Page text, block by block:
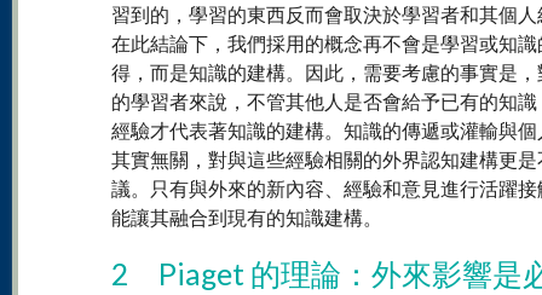
習到的，學習的東西反而會取決於學習者和其個
在此結論下，我們採用的概念再不會是學習或知識
得，而是知識的建構。因此，需要考慮的事實是
的學習者來說，不管其他人是否會給予已有的知
經驗才代表著知識的建構。知識的傳遞或灌輸與
其實無關，對與這些經驗相關的外界認知建構更
議。只有與外來的新內容、經驗和意見進行活躍
能讓其融合到現有的知識建構。
2 Piaget 的理論：外來影響是